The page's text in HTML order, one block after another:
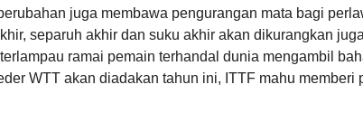
juga membawa pengurangan mata bagi
separuh akhir dan suku akhir akan dikurangkan
ramai pemain terhandal dunia mengambil
WTT akan diadakan tahun ini, ITTF mahu